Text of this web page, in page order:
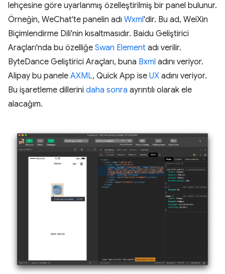
lehçesine göre uyarlanmış özelleştirilmiş bir panel bulunur.
Örneğin, WeChat'te panelin adı Wxml'dir. Bu ad, WeiXin
Biçimlendirme Dili'nin kısaltmasıdır. Baidu Geliştirici
Araçları'nda bu özelliğe Swan Element adı verilir.
ByteDance Geliştirici Araçları, buna Bxml adını veriyor.
Alipay bu panele AXML, Quick App ise UX adını veriyor.
Bu işaretleme dillerini daha sonra ayrıntılı olarak ele
alacağım.